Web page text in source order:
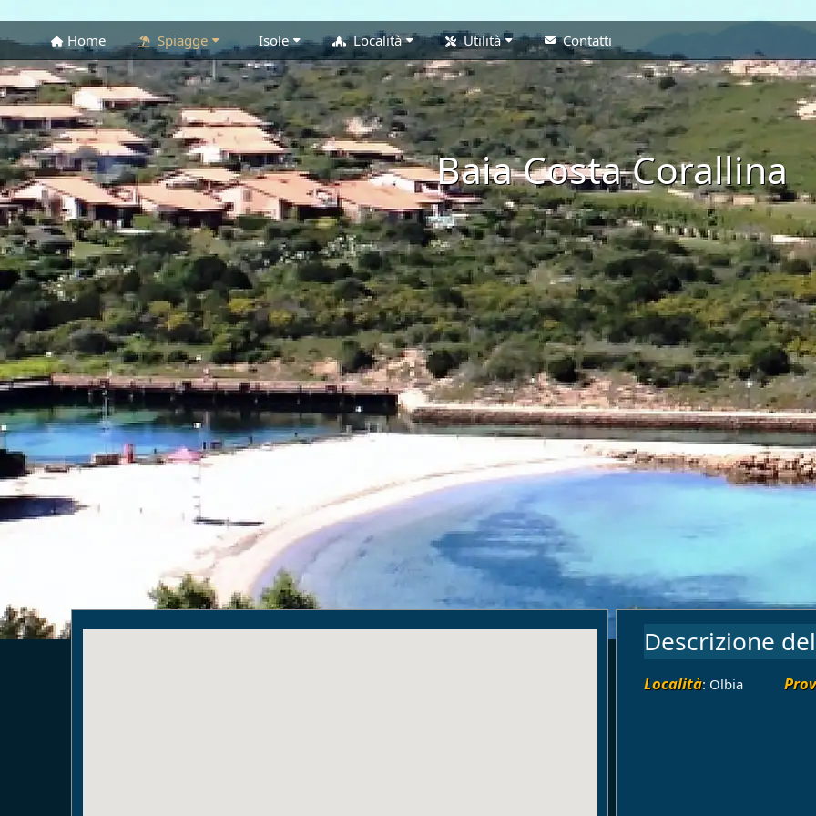
Home Spiagge Isole Località Utilità Contatti
Baia Costa Corallina
Descrizione
Località: Olbia